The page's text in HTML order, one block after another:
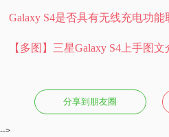
Galaxy S4是否具有无线充电功能
【多图】三星Galaxy S4上手图文
分享到朋友圈
-->